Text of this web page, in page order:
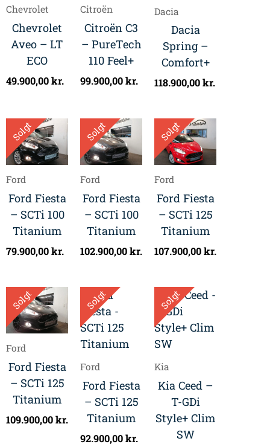
Chevrolet
Chevrolet
Aveo – LT
ECO
49.900,00kr.
Citroën
Citroën C3
– PureTech
110 Feel+
99.900,00kr.
Dacia
Dacia
Spring –
Comfort+
118.900,00kr.
Solgt
Ford
Ford Fiesta
– SCTi 100
Titanium
79.900,00kr.
Solgt
Ford
Ford Fiesta
– SCTi 100
Titanium
102.900,00kr.
Solgt
Ford
Ford Fiesta
– SCTi 125
Titanium
107.900,00kr.
Solgt
Ford
Ford Fiesta
– SCTi 125
Titanium
109.900,00kr.
Solgt
Ford
Ford Fiesta
– SCTi 125
Titanium
92.900,00kr.
Solgt
Kia
Kia Ceed –
T-GDi
Style+ Clim
SW